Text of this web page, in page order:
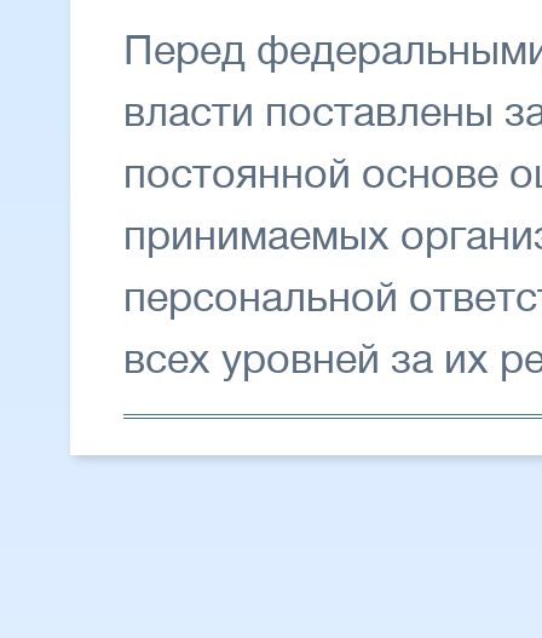
Перед
власти поставлены
постоянной основе
принимаемых
персональной
всех уровней за их